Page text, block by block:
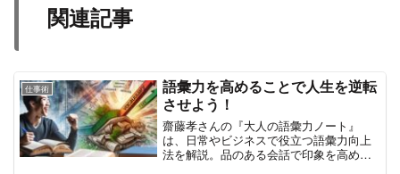
関連記事
仕事術
語彙力を高めることで人生を逆転
させよう！
齋藤孝さんの『大人の語彙力ノート』
は、日常やビジネスで役立つ語彙力向上
法を解説。品のある会話で印象を高め、